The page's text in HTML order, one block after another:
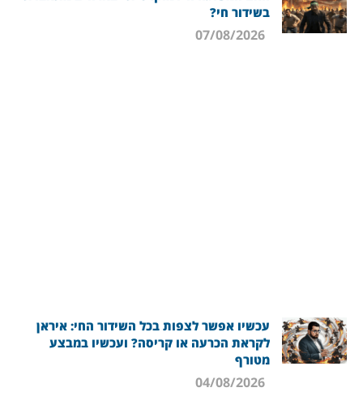
בשידור חי?
עכשיו אפשר לצפות בכל השידור החי: איראן
לקראת הכרעה או קריסה? ועכשיו במבצע
מטורף